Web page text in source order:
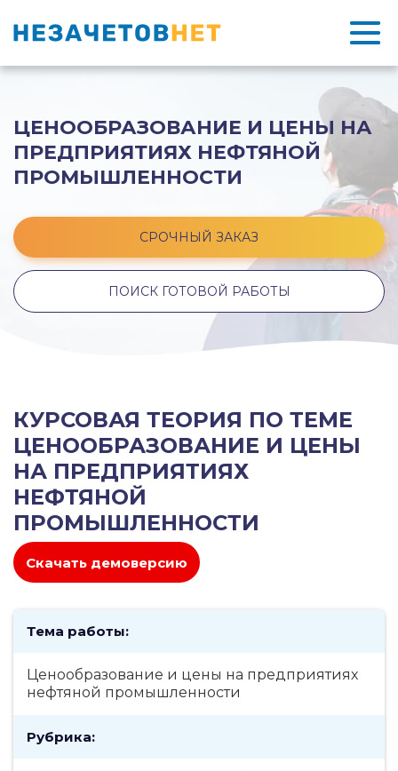
ЦЕНООБРАЗОВАНИЕ И ЦЕНЫ НА
ПРЕДПРИЯТИЯХ НЕФТЯНОЙ
ПРОМЫШЛЕННОСТИ
СРОЧНЫЙ ЗАКАЗ
ПОИСК ГОТОВОЙ РАБОТЫ
КУРСОВАЯ ТЕОРИЯ ПО ТЕМЕ
ЦЕНООБРАЗОВАНИЕ И ЦЕНЫ
НА ПРЕДПРИЯТИЯХ
НЕФТЯНОЙ
ПРОМЫШЛЕННОСТИ
Скачать демоверсию
Тема работы:
Ценообразование и цены на предприятиях
нефтяной промышленности
Рубрика: